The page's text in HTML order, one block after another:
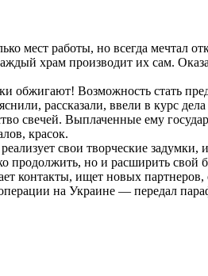
мест работы, но всегда мечтал
храм производит их сам.
обжигают! Возможность стать
рассказали, ввели в курс
свечей. Выплаченные ему
красок.
свои творческие задумки,
продолжить, но и расширить свой
контакты, ищет новых партнеров,
на Украине — передал